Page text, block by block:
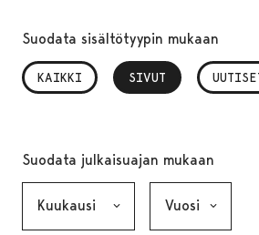
Suodata sisältötyypin mukaan
KAIKKI SIVUT
, VALITTU
Suodata julkaisuajan mukaan